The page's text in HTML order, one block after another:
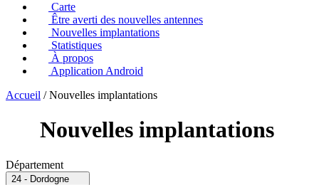
Carte
Être averti des nouvelles antennes
Nouvelles implantations
Statistiques
À propos
Application Android
Accueil / Nouvelles implantations
Nouvelles implantations
Département
24 - Dordogne